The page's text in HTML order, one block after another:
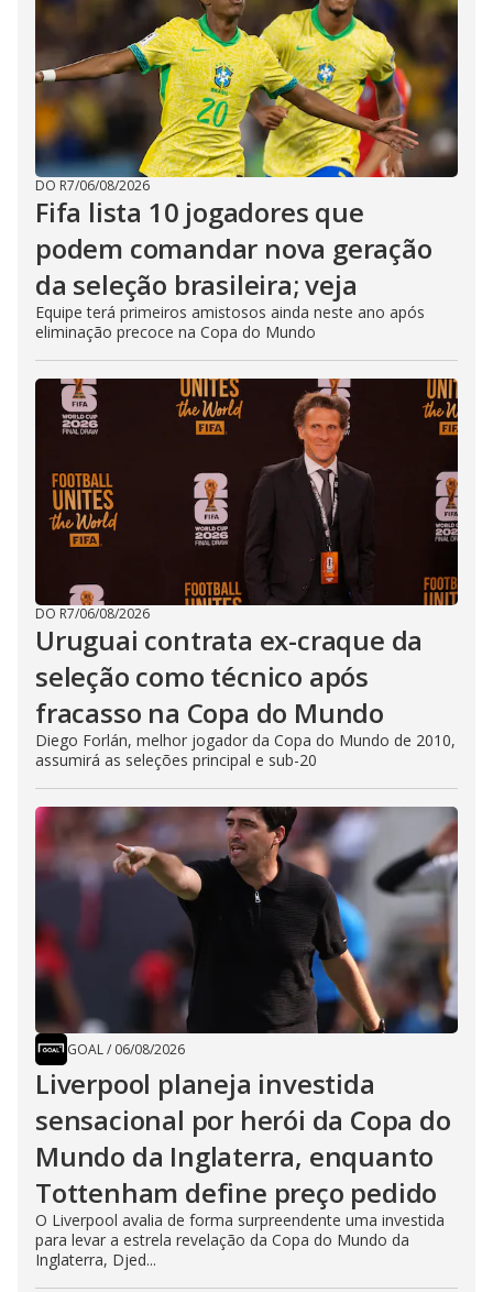
DO R7/06/08/2026
Fifa lista 10 jogadores que
podem comandar nova geração
da seleção brasileira; veja
Equipe terá primeiros amistosos ainda neste ano após
eliminação precoce na Copa do Mundo
DO R7/06/08/2026
Uruguai contrata ex-craque da
seleção como técnico após
fracasso na Copa do Mundo
Diego Forlán, melhor jogador da Copa do Mundo de 2010,
assumirá as seleções principal e sub-20
GOAL/ 06/08/2026
Liverpool planeja investida
sensacional por herói da Copa do
Mundo da Inglaterra, enquanto
Tottenham define preço pedido
O Liverpool avalia de forma surpreendente uma investida
para levar a estrela revelação da Copa do Mundo da
Inglaterra, Djed...